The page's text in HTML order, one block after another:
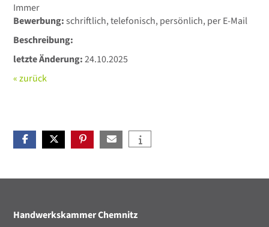
Immer
Bewerbung:schriftlich, telefonisch, persönlich, per E-Mail
Beschreibung:
letzte Änderung:24.10.2025
« zurück
Handwerkskammer Chemnitz